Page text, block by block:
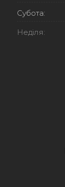
Субота:
Неділя: